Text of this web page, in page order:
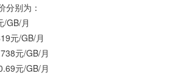
分别为：
/GB/月
元/GB/月
元/GB/月
元/GB/月